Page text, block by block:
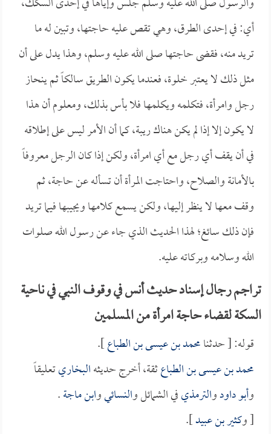
أي: في إحدى الطرق، وهي تقص عليه حاجتها، وتبين له ما
تريد منه، فقضى حاجتها صلى الله عليه وسلم، وهذا يدل على أن
مثل ذلك لا يعتبر خلوة، فعندما يكون الطريق سالكاً ثم ينحاز
رجل وامرأة، فتكلمه ويكلمها فلا بأس بذلك، ومعلوم أن هذا
لا يكون إلا إذا لم يكن هناك ريبة، كما أن الأمر ليس على إطلاقه
في أن يقف أي رجل مع أي امرأة، ولكن إذا كان الرجل معروفاً
بالأمانة والصلاح، واحتاجت المرأة أن تسأله عن حاجة، ثم
وقف معها لا ينظر إليها، ولكن يسمع كلامها ويجيبها فيما تريد
فإن ذلك سائغ؛ لهذا الحديث الذي جاء عن رسول الله صلوات
الله وسلامه وبركاته عليه.
تراجم رجال إسناد حديث أنس في وقوف النبي في ناحية
السكة لقضاء حاجة امرأة من المسلمين
قوله: [ حدثنامحمد بن عيسى بن الطباع].
محمد بن عيسى بن الطباعثقة، أخرج حديثهالبخاريتعليقاً
وأبو داودوالترمذيفي الشمائل والنسائيوابن ماجة.
[ وكثير بن عبيد].